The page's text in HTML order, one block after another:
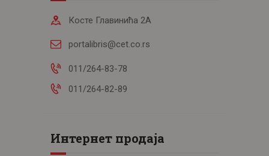
Косте Главинића 2А
portalibris@cet.co.rs
011/264-83-78
011/264-82-89
Интернет продаја